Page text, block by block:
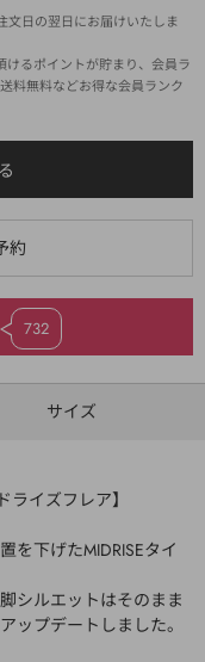
文日の翌日にお届けいたしま
けるポイントが貯まり、会員ラ
料無料などお得な会員ランク
732
サイズ
ライズフレア】
を下げたMIDRISEタイ
シルエットはそのまま
ップデートしました。